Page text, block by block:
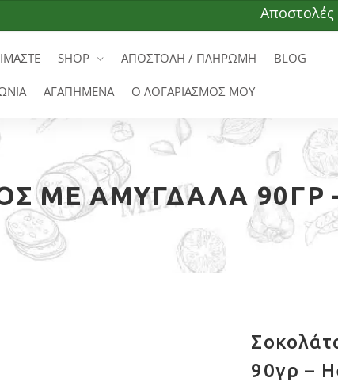
Αποστολές σε
SHOP ΑΠΟΣΤΟΛΗ / ΠΛΗΡΩΜΗ BLOG
ΑΓΑΠΗΜΕΝΑ Ο ΛΟΓΑΡΙΑΣΜΟΣ ΜΟΥ
ΜΕ ΑΜΎΓΔΑΛΑ 90ΓΡ –
90γρ –